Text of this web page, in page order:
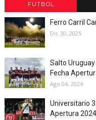
FUTBOL
Ferro Carril
Dic 30, 2025
Salto
Fecha
Ago 04, 2024
Universitario
Apertura